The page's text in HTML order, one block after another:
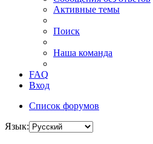
Активные темы
Поиск
Наша команда
FAQ
Вход
Список форумов
Язык: